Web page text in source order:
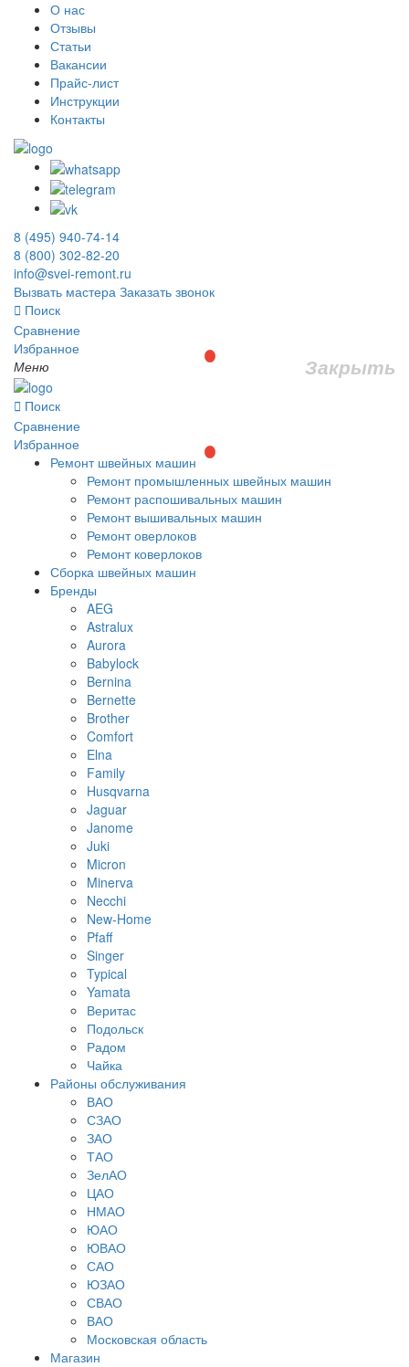
О нас
Отзывы
Статьи
Вакансии
Прайс-лист
Инструкции
Контакты
8 (495) 940-74-14
8 (800) 302-82-20
info@svei-remont.ru
Вызвать мастера Заказать звонок
Поиск
Сравнение
Избранное
Меню
Закрыть
Поиск
Сравнение
Избранное
Ремонт швейных машин
Ремонт промышленных швейных машин
Ремонт распошивальных машин
Ремонт вышивальных машин
Ремонт оверлоков
Ремонт коверлоков
Сборка швейных машин
Бренды
AEG
Astralux
Aurora
Babylock
Bernina
Bernette
Brother
Comfort
Elna
Family
Husqvarna
Jaguar
Janome
Juki
Micron
Minerva
Necchi
New-Home
Pfaff
Singer
Typical
Yamata
Веритас
Подольск
Радом
Чайка
Районы обслуживания
ВАО
СЗАО
ЗАО
ТАО
ЗелАО
ЦАО
НМАО
ЮАО
ЮВАО
САО
ЮЗАО
СВАО
ВАО
Московская область
Магазин